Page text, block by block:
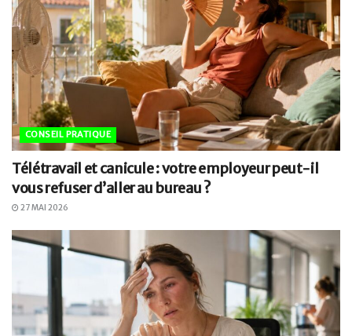
CONSEIL PRATIQUE
Télétravail et canicule : votre employeur peut-il
vous refuser d’aller au bureau ?
27 MAI 2026